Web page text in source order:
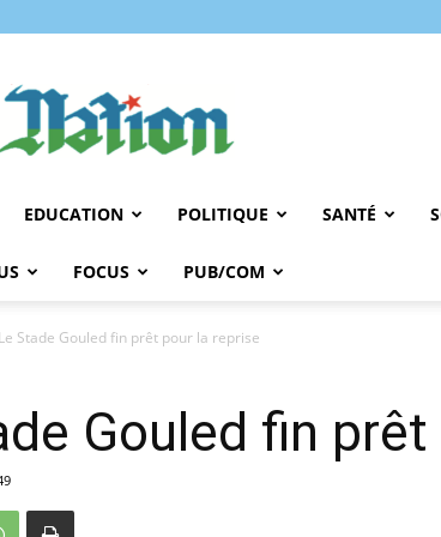
NATION
EDUCATION POLITIQUE SANTÉ
FOCUS PUB/COM
Le Stade Gouled fin prêt pour la reprise
Gouled fin